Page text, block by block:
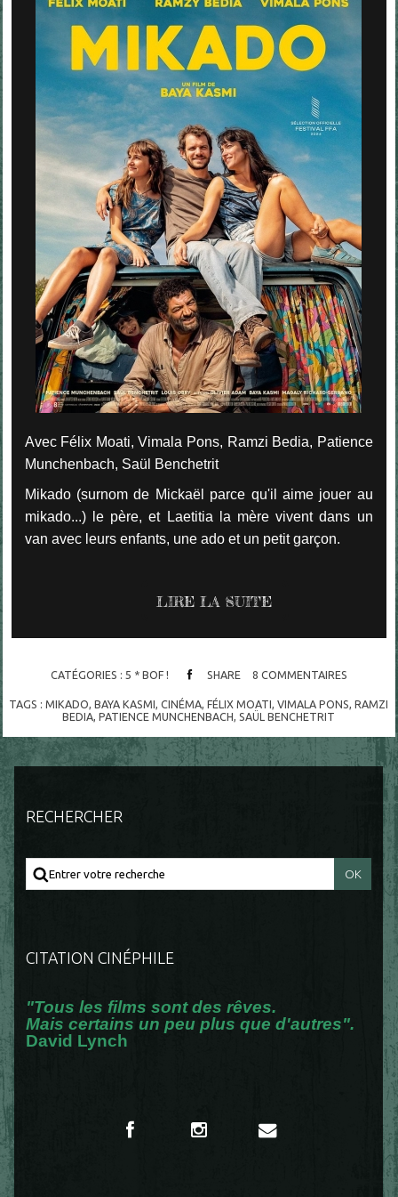
Avec Félix Moati, Vimala Pons, Ramzi Bedia, Patience
Munchenbach, Saül Benchetrit
Mikado (surnom de Mickaël parce qu'il aime jouer au
mikado...) le père, et Laetitia la mère vivent dans un
van avec leurs enfants, une ado et un petit garçon.
LIRE LA SUITE
CATÉGORIES : 5 * BOF ! SHARE 8 COMMENTAIRES
TAGS :MIKADO ,BAYA KASMI ,CINÉMA ,FÉLIX MOATI ,VIMALA PONS ,RAMZI
BEDIA ,PATIENCE MUNCHENBACH ,SAÜL BENCHETRIT
RECHERCHER
CITATION CINÉPHILE
"Tous les films sont des rêves.
Mais certains un peu plus que d'autres".
David Lynch